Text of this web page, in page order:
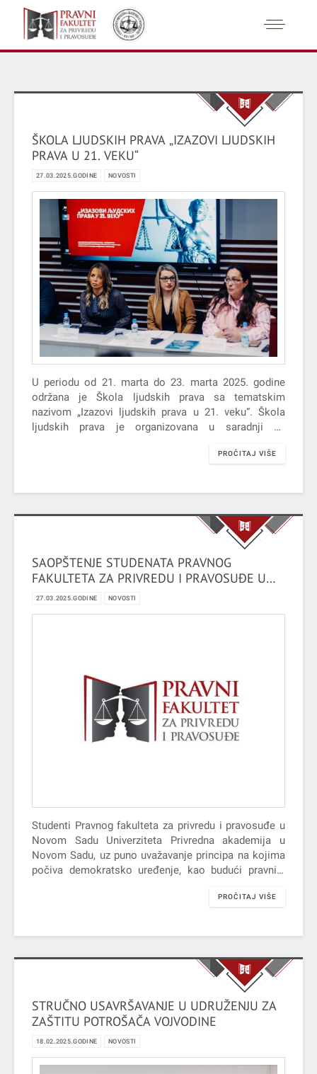
ŠKOLA LJUDSKIH PRAVA „IZAZOVI LJUDSKIH
PRAVA U 21. VEKU“
27.03.2025.GODINE NOVOSTI
U periodu od 21. marta do 23. marta 2025. godine
održana je Škola ljudskih prava sa tematskim
nazivom „Izazovi ljudskih prava u 21. veku“. Škola
ljudskih prava je organizovana u saradnji sa
PROČITAJ VIŠE
SAOPŠTENJE STUDENATA PRAVNOG
FAKULTETA ZA PRIVREDU I PRAVOSUĐE U
NOVOM SADU
27.03.2025.GODINE NOVOSTI
Studenti Pravnog fakulteta za privredu i pravosuđe u
Novom Sadu Univerziteta Privredna akademija u
Novom Sadu, uz puno uvažavanje principa na kojima
počiva demokratsko uređenje, kao budući pravnici
PROČITAJ VIŠE
STRUČNO USAVRŠAVANJE U UDRUŽENJU ZA
ZAŠTITU POTROŠAČA VOJVODINE
18.02.2025.GODINE NOVOSTI